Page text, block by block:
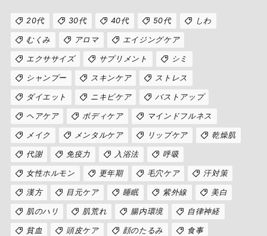
20代 30代 40代 50代 しわ
むくみ アロマ エイジングケア
エクササイズ サプリメント シミ
シャンプー スキンケア ストレス
ダイエット ニキビケア バストアップ
ヘアケア ボディケア マインドフルネス
メイク メンタルケア リップケア 乾燥肌
代謝 免疫力 入浴法 呼吸
女性ホルモン 更年期 毛穴ケア 汗対策
漢方 目元ケア 睡眠 紫外線 美白
肌のハリ 肌荒れ 腸内環境 自律神経
貧血 頭皮ケア 顔のたるみ 食事